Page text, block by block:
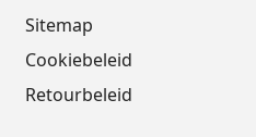
Sitemap
Cookiebeleid
Retourbeleid